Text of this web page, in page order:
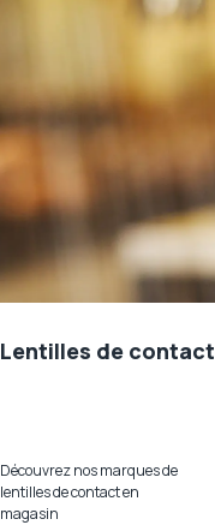
Lentilles de contact
Découvrez nos marques de
lentilles de contact en
magasin